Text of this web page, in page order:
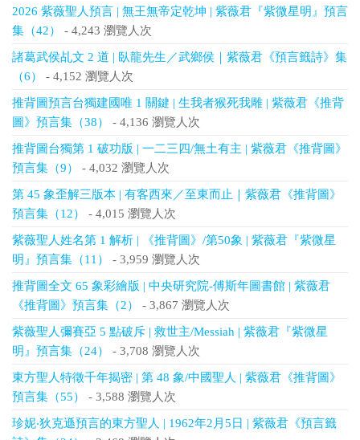
2026 紫薇聖人預言 | 無王無帝定乾坤 | 紫薇君『紫微星明』預言
集（42）
- 4,243 瀏覽人次
諸葛武侯乩文 2 道 | 臥龍先生／武鄉侯｜紫薇君《預言籤詩》集
（6）
- 4,152 瀏覽人次
推背圖預言台獨建國唯 1 關鍵 | 生我者猴死我雕 | 紫薇君《推背
圖》預言集（38）
- 4,136 瀏覽人次
推背圖台獨第 1 破功版 | 一二三四/無土有主 | 紫薇君《推背圖》
預言集（9）
- 4,032 瀏覽人次
第 45 象歪解三版本 | 有客西來／至東而止｜紫薇君《推背圖》
預言集（12）
- 4,015 瀏覽人次
紫薇聖人姓名第 1 解析 | 《推背圖》/第50象 | 紫薇君『紫微星
明』預言集（11）
- 3,959 瀏覽人次
推背圖全文 65 象彩繪版 | 中央研究院-傅斯年圖書館 | 紫薇君
《推背圖》預言集（2）
- 3,867 瀏覽人次
紫薇聖人彌賽亞 5 點破斥 | 救世主/Messiah | 紫薇君『紫微星
明』預言集（24）
- 3,708 瀏覽人次
東方聖人特徵千年揭密 | 第 48 象/中國聖人 | 紫薇君《推背圖》
預言集（55）
- 3,588 瀏覽人次
珍妮‧狄克遜預言的東方聖人 | 1962年2月5日 | 紫薇君《預言籤